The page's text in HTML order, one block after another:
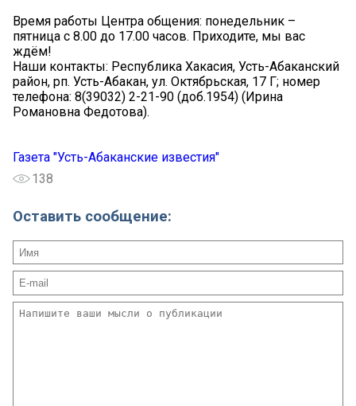
Время работы Центра общения: понедельник –
пятница с 8.00 до 17.00 часов. Приходите, мы вас
ждём!
Наши контакты: Республика Хакасия, Усть-Абаканский
район, рп. Усть-Абакан, ул. Октябрьская, 17 Г; номер
телефона: 8(39032) 2-21-90 (доб.1954) (Ирина
Романовна Федотова).
Газета "Усть-Абаканские известия"
138
Оставить сообщение: